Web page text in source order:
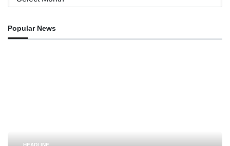
Popular News
HEADLINE